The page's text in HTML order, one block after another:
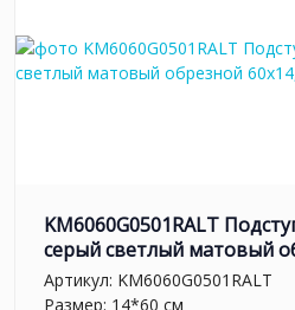
KM6060G0501RALT
серый светлый матовый
Артикул: KM6060G0501RALT
Размер: 14*60 см